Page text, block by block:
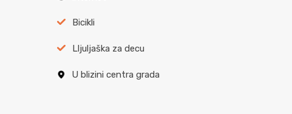
Bicikli
Lljuljaška za decu
U blizini centra grada